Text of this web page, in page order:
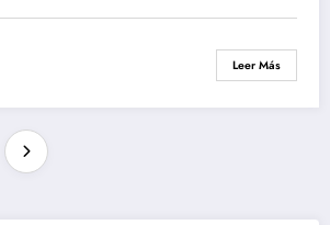
Leer Más